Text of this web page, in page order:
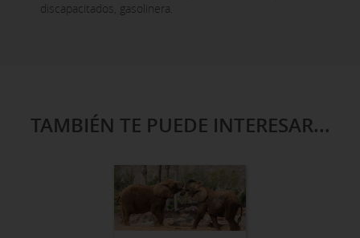
discapacitados, gasolinera.
TAMBIÉN TE PUEDE INTERESAR...